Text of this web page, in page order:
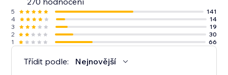
5
141
4
14
3
19
2
30
1
66
Třídit podle: Nejnovější